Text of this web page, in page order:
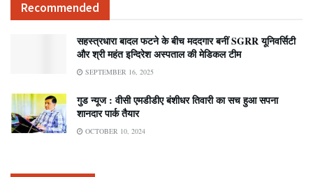
Recommended
सहस्त्रधारा बादल फटने के बीच मददगार बनीं SGRR यूनिवर्सिटी
और श्री महंत इन्दिरेश अस्पताल की मेडिकल टीम
SEPTEMBER 16, 2025
गुड न्यूज : वीसी एमडीडीए बंशीधर तिवारी का सच हुआ सपना
शानदार पार्क तैयार
OCTOBER 10, 2024